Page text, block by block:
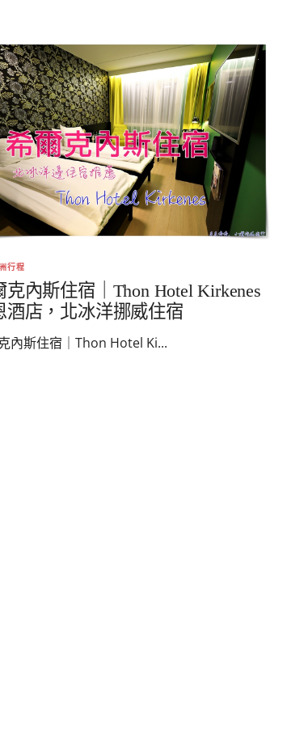
行程
克內斯住宿｜Thon Hotel Kirkenes
酒店，北冰洋挪威住宿
內斯住宿｜Thon Hotel Ki...